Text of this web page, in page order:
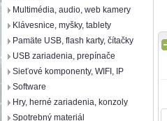
Multimédia, audio, web kamery
Klávesnice, myšky, tablety
Pamäte USB, flash karty, čítačky
USB zariadenia, prepínače
Sieťové komponenty, WIFI, IP
Software
Hry, herné zariadenia, konzoly
Spotrebný materiál